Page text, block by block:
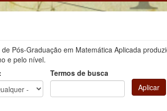
Pós-Graduação em Matemática Aplicada
e pelo nível.
Termos de busca
Aplicar